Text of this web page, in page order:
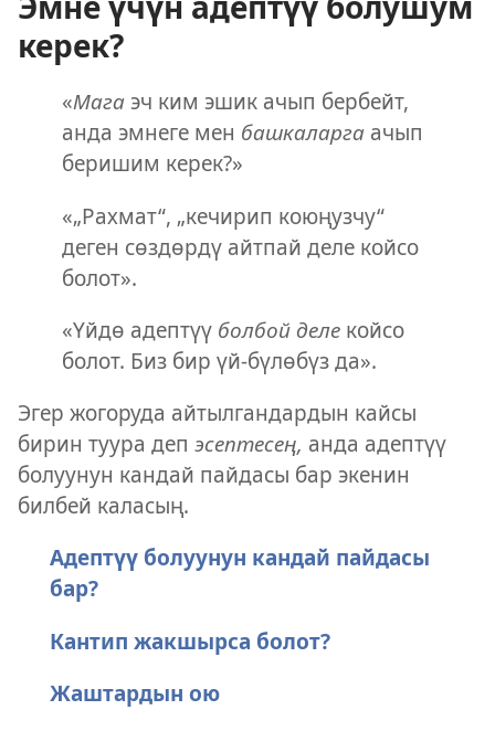
керек?
«Магаэч ким эшик ачып бербейт,
анда эмнеге мен башкаларга ачып
беришим керек?»
«„Рахмат“, „кечирип коюңузчу“
деген сөздөрдү айтпай деле койсо
болот».
«Үйдө адептүү болбой деле койсо
болот. Биз бир үй-бүлөбүз да».
Эгер жогоруда айтылгандардын кайсы
бирин туура деп эсептесең, анда адептүү
болуунун кандай пайдасы бар экенин
билбей каласың.
Адептүү болуунун кандай пайдасы
бар?
Кантип жакшырса болот?
Жаштардын ою